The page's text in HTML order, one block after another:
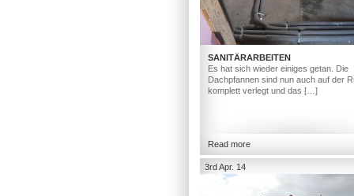
SANITÄRARBEITEN
Es hat sich wieder einiges getan. Die
Dachpfannen sind nun auch auf der
komplett verlegt und das […]
Read more
3rd Apr. 14